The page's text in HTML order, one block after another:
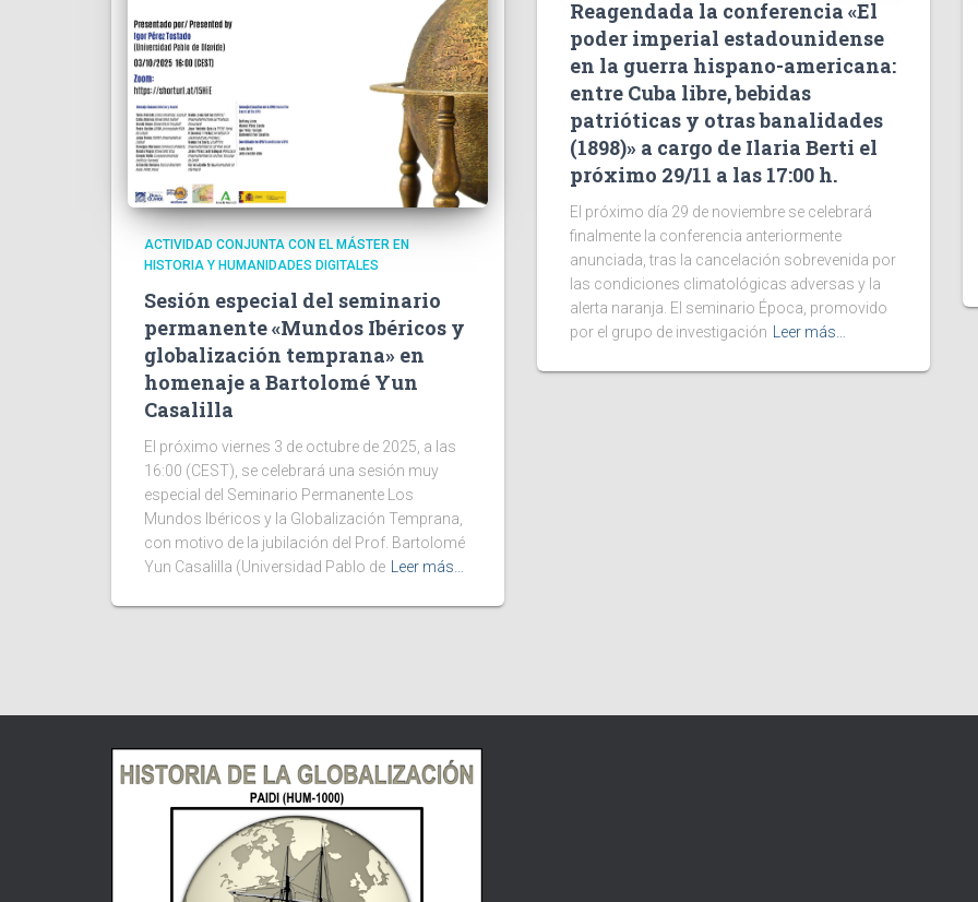
ACTIVIDAD CONJUNTA CON EL MÁSTER EN
HISTORIA Y HUMANIDADES DIGITALES
Sesión especial del seminario
permanente «Mundos Ibéricos y
globalización temprana» en
homenaje a Bartolomé Yun
Casalilla
El próximo viernes 3 de octubre de 2025, a las
16:00 (CEST), se celebrará una sesión muy
especial del Seminario Permanente Los
Mundos Ibéricos y la Globalización Temprana,
con motivo de la jubilación del Prof. Bartolomé
Yun Casalilla (Universidad Pablo de Leer más…
Reagendada la conferencia «El
poder imperial estadounidense
en la guerra hispano-americana:
entre Cuba libre, bebidas
patrióticas y otras banalidades
(1898)» a cargo de Ilaria Berti el
próximo 29/11 a las 17:00 h.
El próximo día 29 de noviembre se celebrará
finalmente la conferencia anteriormente
anunciada, tras la cancelación sobrevenida por
las condiciones climatológicas adversas y la
alerta naranja. El seminario Época, promovido
por el grupo de investigación
Leer más…